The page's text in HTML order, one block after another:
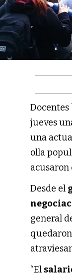
Docentes
jueves
una
olla
acusaron
Desde el
general
“El